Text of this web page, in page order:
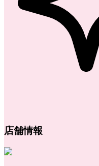
店舗情報